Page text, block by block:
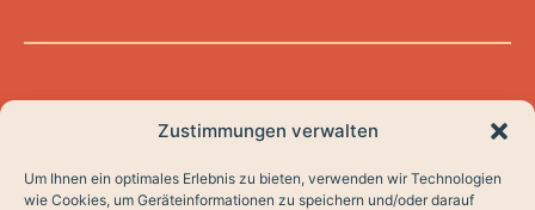
Zustimmungen verwalten
Um Ihnen ein optimales Erlebnis zu bieten, verwenden wir Technologien
wie Cookies, um Geräteinformationen zu speichern und/oder darauf
HOME